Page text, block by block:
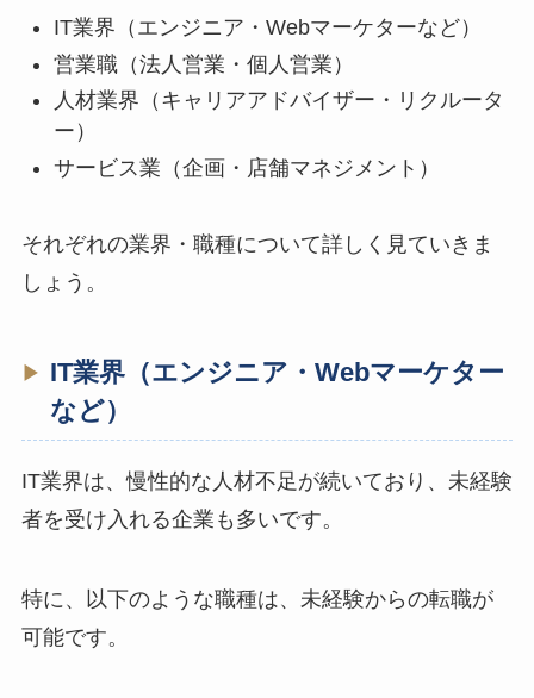
IT業界（エンジニア・Webマーケターなど）
営業職（法人営業・個人営業）
人材業界（キャリアアドバイザー・リクルータ
ー）
サービス業（企画・店舗マネジメント）
それぞれの業界・職種について詳しく見ていきま
しょう。
IT業界（エンジニア・Webマーケター
など）
IT業界は、慢性的な人材不足が続いており、未経験
者を受け入れる企業も多いです。
特に、以下のような職種は、未経験からの転職が
可能です。